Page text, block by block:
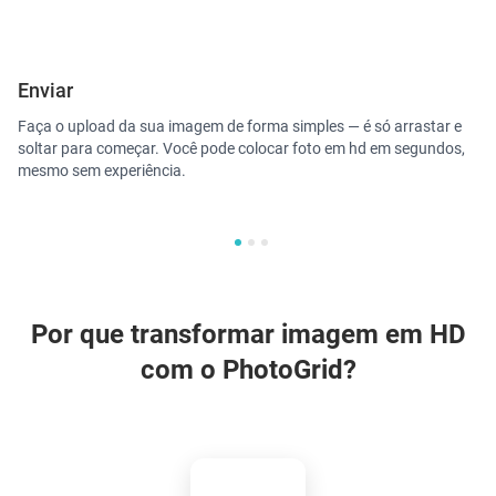
Enviar
Faça o upload da sua imagem de forma simples — é só arrastar e
soltar para começar. Você pode colocar foto em hd em segundos,
mesmo sem experiência.
Por que transformar imagem em HD
com o PhotoGrid?